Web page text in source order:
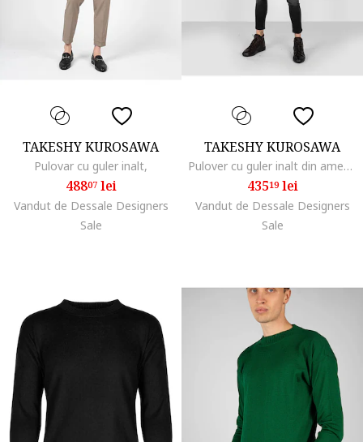
TAKESHY KUROSAWA
Pulovar cu guler inalt,
48807lei
Vandut de Dessale Designers
Sale
TAKESHY KUROSAWA
Pulover cu guler inalt din amestec de lana,
43519lei
Vandut de Dessale Designers
Sale